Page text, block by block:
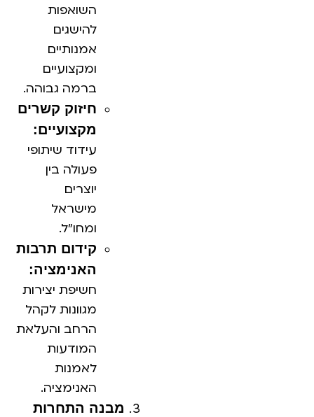
השואפות
להישגים
אמנותיים
ומקצועיים
ברמה גבוהה.
חיזוק קשרים
מקצועיים:
עידוד שיתופי
פעולה בין
יוצרים
מישראל
ומחו"ל.
קידום תרבות
האנימציה:
חשיפת יצירות
מגוונות לקהל
הרחב והעלאת
המודעות
לאמנות
האנימציה.
מבנה התחרות